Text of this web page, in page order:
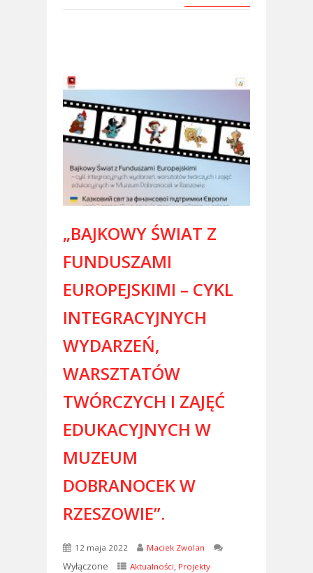
„BAJKOWY ŚWIAT Z
FUNDUSZAMI
EUROPEJSKIMI – CYKL
INTEGRACYJNYCH
WYDARZEŃ,
WARSZTATÓW
TWÓRCZYCH I ZAJĘĆ
EDUKACYJNYCH W
MUZEUM
DOBRANOCEK W
RZESZOWIE”.
12 maja 2022 Maciek Zwolan
Wyłączone Aktualności Projekty